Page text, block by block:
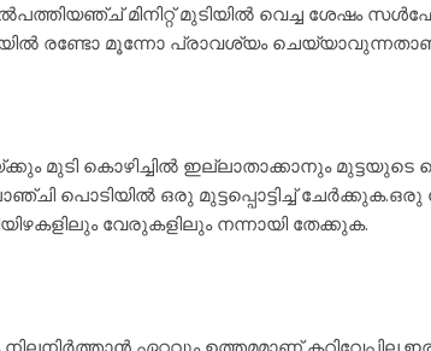
മിനിറ്റ് മുടിയിൽ വെച്ച ശേഷം
രണ്ടോ മൂന്നോ പ്രാവശ്യം
മുടി കൊഴിച്ചിൽ ഇല്ലാതാക്കാനും
പൊടിയിൽ ഒരു മുട്ടപ്പൊട്ടിച്ച്
വേരുകളിലും നന്നായി തേക്കുക.
ഏറ്റവും ഉത്തമമാണ്